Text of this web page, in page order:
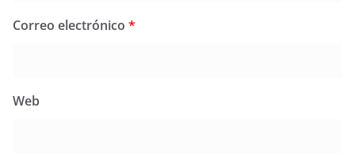
Correo electrónico *
Web